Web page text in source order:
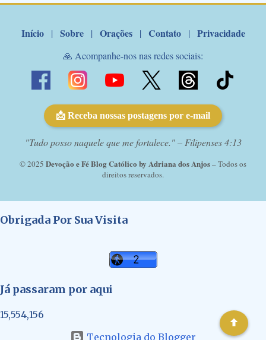
Início | Sobre | Orações | Contato | Privacidade
🙏 Acompanhe-nos nas redes sociais:
📩 Receba nossas postagens por e-mail
"Tudo posso naquele que me fortalece." – Filipenses 4:13
© 2025 Devoção e Fé Blog Católico by Adriana dos Anjos– Todos os
direitos reservados.
Obrigada Por Sua Visita
Já passaram por aqui
15,554,156
Tecnologia do Blogger